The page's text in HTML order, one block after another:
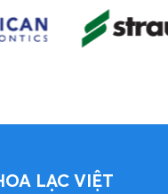
LẠC VIỆT